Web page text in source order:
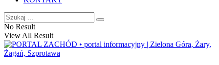
No Result
View All Result